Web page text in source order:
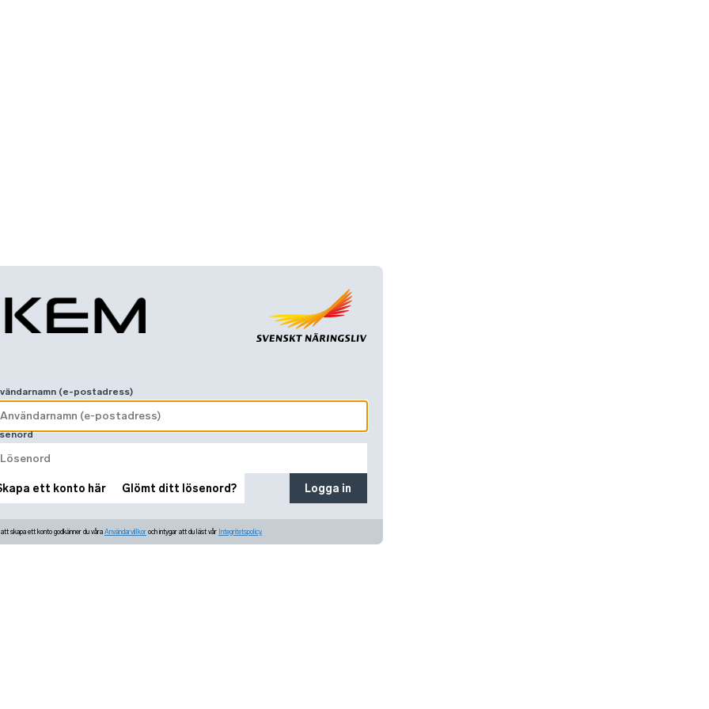
(e-postadress)
ett konto här Glömt ditt lösenord? Logga in
skapa ett konto godkänner du våra Användarvillkor och intygar att du läst vår Integritetspolicy.